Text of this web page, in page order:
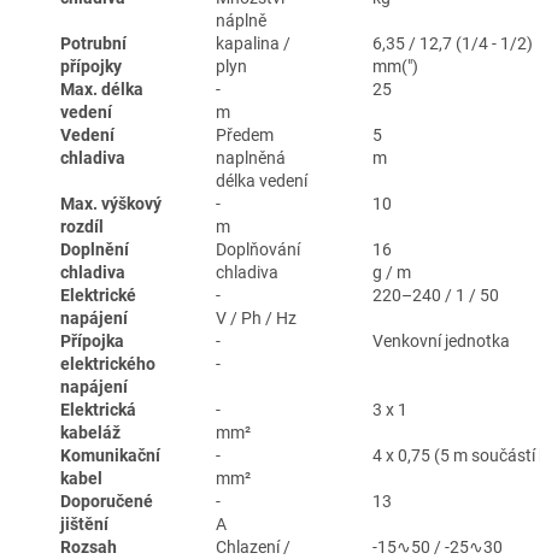
náplně
Potrubní
přípojky
kapalina /
plyn
6,35 / 12,7 (1/4 - 1/2)
mm(")
Max. délka
vedení
-
25
m
Vedení
chladiva
Předem
naplněná
délka vedení
5
m
Max. výškový
rozdíl
-
10
m
Doplnění
chladiva
Doplňování
chladiva
16
g / m
Elektrické
napájení
-
220–240 / 1 / 50
V / Ph / Hz
Přípojka
elektrického
napájení
-
Venkovní jednotka
-
Elektrická
kabeláž
-
3 x 1
mm²
Komunikační
kabel
-
4 x 0,75 (5 m součástí
mm²
Doporučené
jištění
-
13
A
Rozsah
Chlazení /
-15∿50 / -25∿30